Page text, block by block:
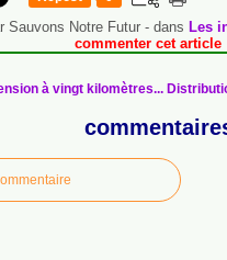
Sauvons Notre Futur - dans Les
commenter cet article
à vingt kilomètres...